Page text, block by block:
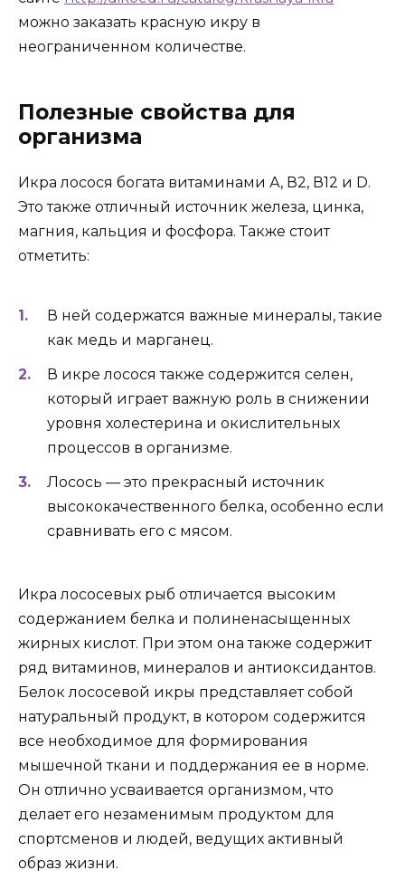
можно заказать красную икру в
неограниченном количестве.
Полезные свойства для
организма
Икра лосося богата витаминами А, В2, В12 и D.
Это также отличный источник железа, цинка,
магния, кальция и фосфора. Также стоит
отметить:
В ней содержатся важные минералы, такие
как медь и марганец.
В икре лосося также содержится селен,
который играет важную роль в снижении
уровня холестерина и окислительных
процессов в организме.
Лосось — это прекрасный источник
высококачественного белка, особенно если
сравнивать его с мясом.
Икра лососевых рыб отличается высоким
содержанием белка и полиненасыщенных
жирных кислот. При этом она также содержит
ряд витаминов, минералов и антиоксидантов.
Белок лососевой икры представляет собой
натуральный продукт, в котором содержится
все необходимое для формирования
мышечной ткани и поддержания ее в норме.
Он отлично усваивается организмом, что
делает его незаменимым продуктом для
спортсменов и людей, ведущих активный
образ жизни.